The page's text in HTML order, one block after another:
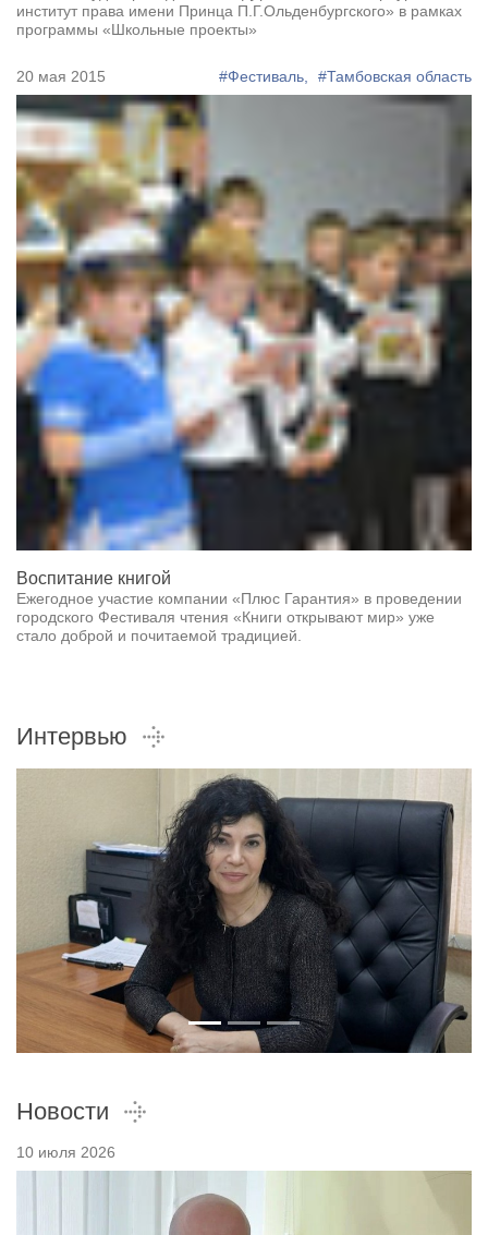
институт права имени Принца П.Г.Ольденбургского» в рамках
программы «Школьные проекты»
20 мая 2015 #Фестиваль, #Тамбовская область
Воспитание книгой
Ежегодное участие компании «Плюс Гарантия» в проведении
городского Фестиваля чтения «Книги открывают мир» уже
стало доброй и почитаемой традицией.
Интервью
Новости
10 июля 2026